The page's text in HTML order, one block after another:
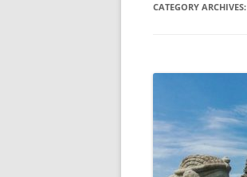
CATEGORY ARCHIVES: